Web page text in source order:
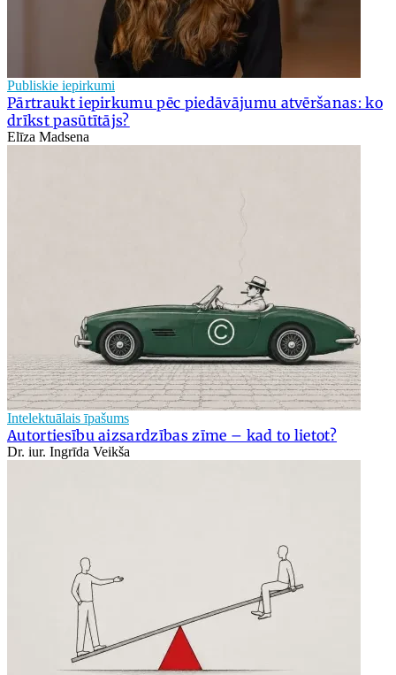
Publiskie iepirkumi
Pārtraukt iepirkumu pēc piedāvājumu atvēršanas: ko
drīkst pasūtītājs?
Elīza Madsena
Intelektuālais īpašums
Autortiesību aizsardzības zīme – kad to lietot?
Dr. iur. Ingrīda Veikša